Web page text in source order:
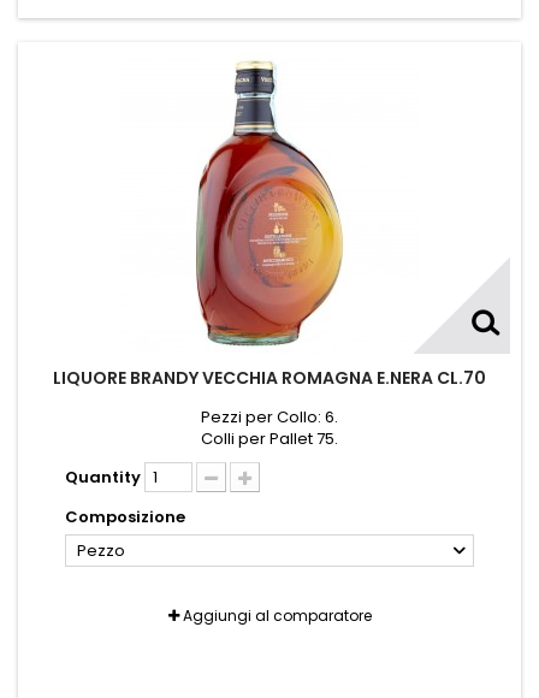
LIQUORE BRANDY VECCHIA ROMAGNA E.NERA CL.70
Pezzi per Collo: 6.
Colli per Pallet 75.
Quantity
Composizione
Pezzo
Aggiungi al comparatore